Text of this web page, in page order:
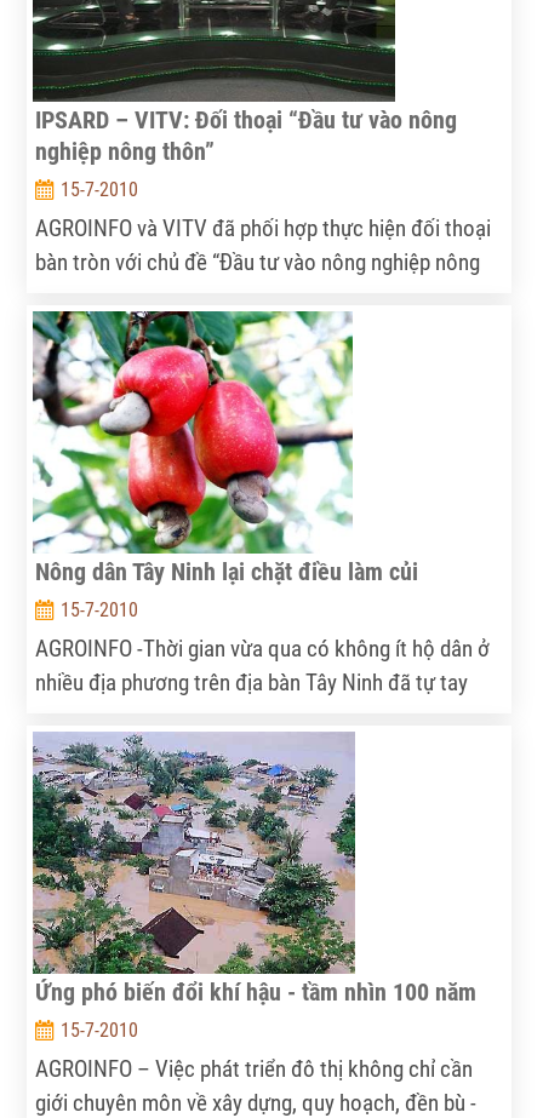
IPSARD – VITV: Đối thoại “Đầu tư vào nông
nghiệp nông thôn”
15-7-2010
AGROINFO và VITV đã phối hợp thực hiện đối thoại
bàn tròn với chủ đề “Đầu tư vào nông nghiệp nông
Nông dân Tây Ninh lại chặt điều làm củi
15-7-2010
AGROINFO -Thời gian vừa qua có không ít hộ dân ở
nhiều địa phương trên địa bàn Tây Ninh đã tự tay
Bởi lẽ giá củ mì và mủ cao su luôn ở mức cao, trong
khi giá cả hạt điều năm nay lại tiếp tục bấp bênh.
Còn thân cây điều lại dễ bị sâu bệnh hại.
Ứng phó biến đổi khí hậu - tầm nhìn 100 năm
15-7-2010
AGROINFO – Việc phát triển đô thị không chỉ cần
giới chuyên môn về xây dựng, quy hoạch, đền bù -